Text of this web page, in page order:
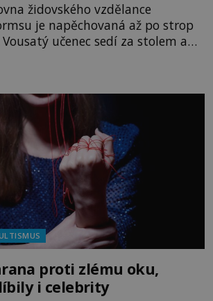
židovského vzdělance
je napěchovaná až po strop
učenec sedí za stolem a
jeden z nejzáhadnějších
myslí, nebo jde o pouhou
šest měsíců pobývá
proti zlému oku,
i celebrity